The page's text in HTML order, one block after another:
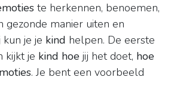
te herkennen, benoemen,
gezonde manier uiten en
je je kind helpen. De eerste
kijkt je kind hoe jij het doet, hoe
. Je bent een voorbeeld